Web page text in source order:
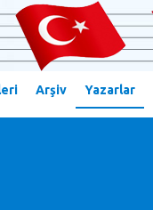
Arşiv Yazarlar